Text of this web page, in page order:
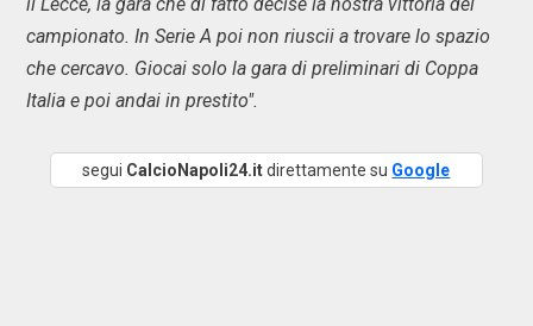
campionato. In Serie A poi non riuscii a trovare lo spazio
che cercavo. Giocai solo la gara di preliminari di Coppa
Italia e poi andai in prestito".
segui CalcioNapoli24.itdirettamente su Google